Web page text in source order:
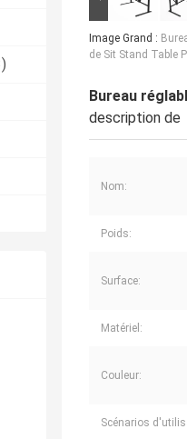
Image Grand :
de Sit Stand Table
Bureau
description de
Nom:
Poids:
Surface:
Matériel:
Couleur:
Scénarios